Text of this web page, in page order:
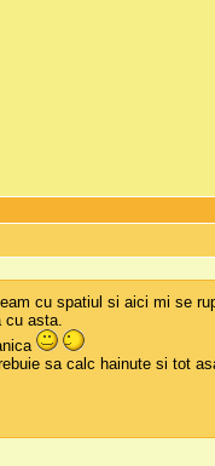
cu spatiul si aici mi se
cu asta.
sa calc hainute si tot